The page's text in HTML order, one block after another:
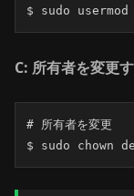
$ sudo
C: 所有者を変更
# 所有者を変更
$ sudo chown